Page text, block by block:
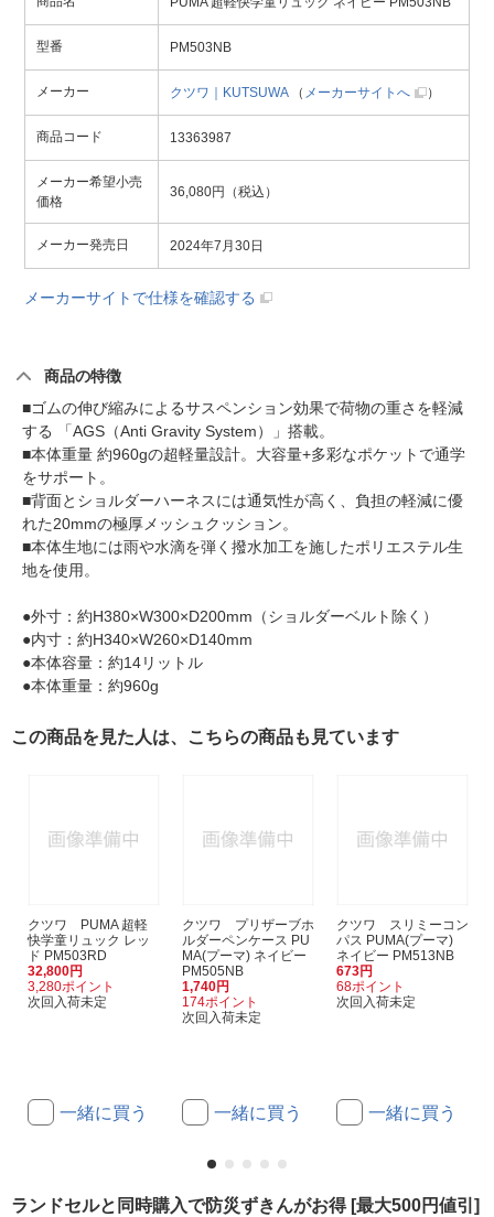
型番 PM503NB
メーカー クツワ｜KUTSUWA（ メーカーサイトへ ）
商品コード 13363987
メーカー希望小売
価格
36,080円（税込）
メーカー発売日 2024年7月30日
メーカーサイトで仕様を確認する
商品の特徴
■ゴムの伸び縮みによるサスペンション効果で荷物の重さを軽減
する 「AGS（Anti Gravity System）」搭載。
■本体重量 約960gの超軽量設計。大容量+多彩なポケットで通学
をサポート。
■背面とショルダーハーネスには通気性が高く、負担の軽減に優
れた20mmの極厚メッシュクッション。
■本体生地には雨や水滴を弾く撥水加工を施したポリエステル生
地を使用。
●外寸：約H380×W300×D200mm（ショルダーベルト除く）
●内寸：約H340×W260×D140mm
●本体容量：約14リットル
●本体重量：約960g
この商品を見た人は、こちらの商品も見ています
クツワ PUMA 超軽
快学童リュック レッ
ド PM503RD
32,800円
3,280ポイント
次回入荷未定
一緒に買う
クツワ プリザーブホ
ルダーペンケース PU
MA(プーマ) ネイビー
PM505NB
1,740円
174ポイント
次回入荷未定
一緒に買う
クツワ スリミーコン
パス PUMA(プーマ)
ネイビー PM513NB
673円
68ポイント
次回入荷未定
一緒に買う
ランドセルと同時購入で防災ずきんがお得 [最大500円値引]